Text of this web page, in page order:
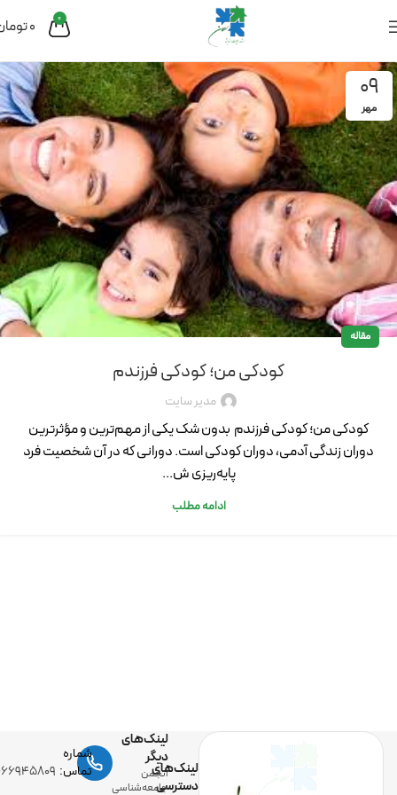
0
0
09
مهر
مقاله
کودکی من؛ کودکی فرزندم
مدیر سایت
کودکی من؛ کودکی فرزندم بدون شک یکی از مهم‌ترین و مؤثرترین
دوران زندگی آدمی، دوران کودکی است. دورانی که در آن شخصیت فرد
پایه‌ریزی ش...
ادامه مطلب
لینک‌های
دسترسی
لینک‌های
دیگر
انجمن
جامعه‌شناسی
شماره
تماس: ۰۲۱-